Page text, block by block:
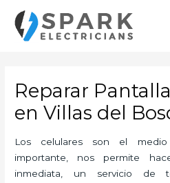
contenido
Reparar
en Villas del
Los celulares son el
importante, nos permite
inmediata, un servicio de